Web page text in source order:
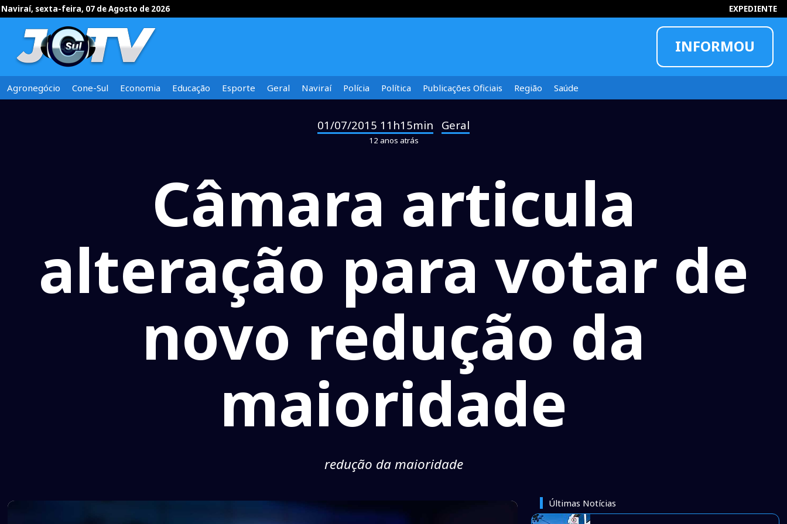
Naviraí, sexta-feira, 07 de Agosto de 2026 EXPEDIENTE
INFORMOU
Agronegócio Cone-Sul Economia Educação Esporte Geral Naviraí Polícia Política Publicações Oficiais Região Saúde
01/07/2015 11h15min Geral
12 anos atrás
Câmara articula
alteração para votar de
novo redução da
maioridade
redução da maioridade
Últimas Notícias